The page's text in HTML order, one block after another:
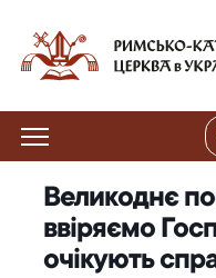
Великоднє
ввіряємо
очікують